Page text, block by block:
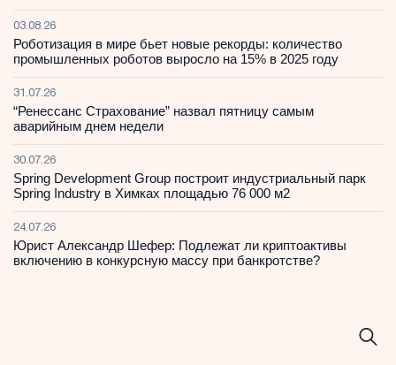
03.08.26
Роботизация в мире бьет новые рекорды: количество
промышленных роботов выросло на 15% в 2025 году
31.07.26
“Ренессанс Страхование” назвал пятницу самым
аварийным днем недели
30.07.26
Spring Development Group построит индустриальный парк
Spring Industry в Химках площадью 76 000 м2
24.07.26
Юрист Александр Шефер: Подлежат ли криптоактивы
включению в конкурсную массу при банкротстве?